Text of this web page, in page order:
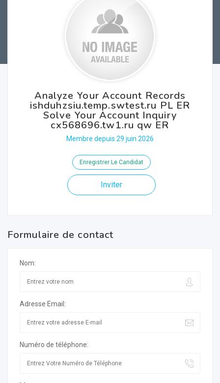
Analyze Your Account Records
ishduhzsiu.temp.swtest.ru PL ER
Solve Your Account Inquiry
cx568696.tw1.ru qw ER
Membre depuis 29 juin 2026
Enregistrer Le Candidat
Inviter
Formulaire de contact
Nom:
Adresse Email:
Numéro de téléphone: